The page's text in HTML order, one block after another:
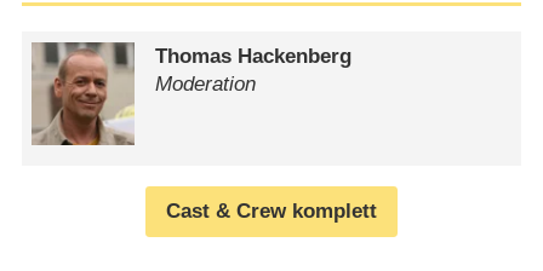
Thomas Hackenberg
Moderation
Cast & Crew komplett